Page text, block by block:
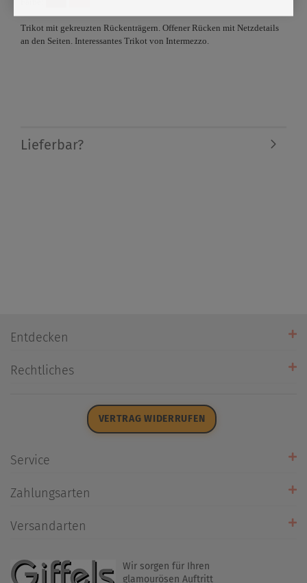
Trikot mit gekreuzten Rückenträgern. Offener Rücken mit Netzdetails
an den Seiten. Interessantes Trikot von Intermezzo.
Lieferbar?
Entdecken
Öffnungszeiten
Rechtliches
VERTRAG WIDERRUFEN
Service
Rückrufservice
Umtausch/Rücksendung
Zahlungsarten
Versandarten
Wir sorgen für Ihren
glamourösen Auftritt